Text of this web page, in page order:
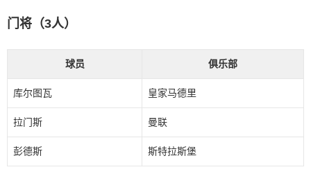
门将（3人）
球员 俱乐部
库尔图瓦 皇家马德里
拉门斯 曼联
彭德斯 斯特拉斯堡